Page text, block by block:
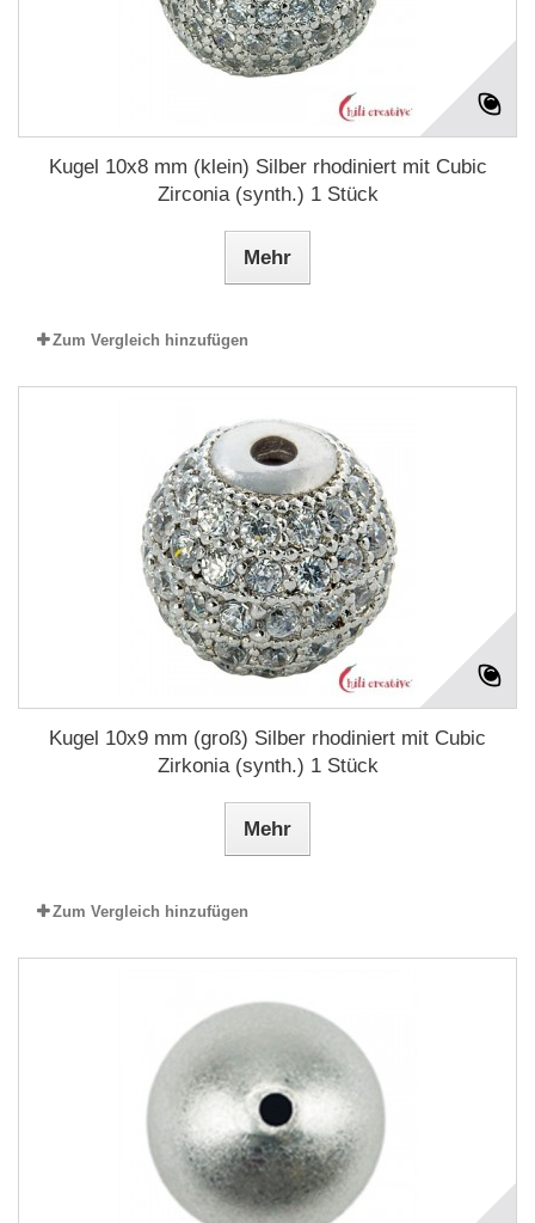
Kugel 10x8 mm (klein) Silber rhodiniert mit Cubic
Zirconia (synth.) 1 Stück
Mehr
Zum Vergleich hinzufügen
Kugel 10x9 mm (groß) Silber rhodiniert mit Cubic
Zirkonia (synth.) 1 Stück
Mehr
Zum Vergleich hinzufügen